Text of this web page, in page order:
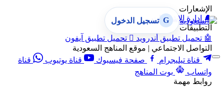
الإشعارات
🔔
إدارة الإشعارات
التطبيقات
🤖 تحميل تطبيق أندرويد  تحميل تطبيق آيفون
التواصل الاجتماعي | موقع المناهج السعودية
قناة تيليجرام
صفحة فيسبوك قناة يوتيوب
قناة
واتساب
بوت المناهج
روابط مهمة
G تسجيل الدخول